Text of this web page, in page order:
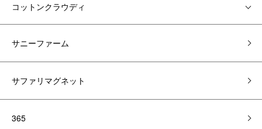
コットンクラウディ
サニーファーム
サファリマグネット
365